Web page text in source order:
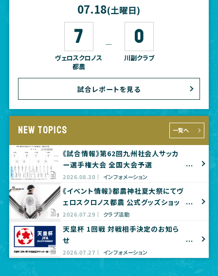
07.18(土曜日)
7
ヴェロスクロノス
都農
― 0
川副クラブ
試合レポートを見る
NEW TOPICS 一覧へ
《試合情報》第62回九州社会人サッカ
ー選手権大会 全国大会予選
2026.08.30 インフォメーション
《イベント情報》都農神社夏大祭にてヴ
ェロスクロノス都農 公式グッズショッ
プ出店のお知らせ
2026.07.29 クラブ活動
天皇杯 1回戦 対戦相手決定のお知ら
せ
2026.07.27 インフォメーション